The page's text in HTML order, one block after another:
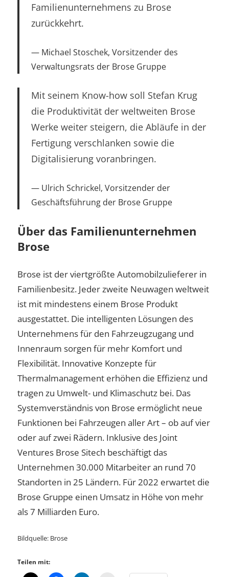
Familienunternehmens zu Brose
zurückkehrt.
Michael Stoschek, Vorsitzender des
Verwaltungsrats der Brose Gruppe
Mit seinem Know-how soll Stefan Krug
die Produktivität der weltweiten Brose
Werke weiter steigern, die Abläufe in der
Fertigung verschlanken sowie die
Digitalisierung voranbringen.
Ulrich Schrickel, Vorsitzender der
Geschäftsführung der Brose Gruppe
Über das Familienunternehmen
Brose
Brose ist der viertgrößte Automobilzulieferer in
Familienbesitz. Jeder zweite Neuwagen weltweit
ist mit mindestens einem Brose Produkt
ausgestattet. Die intelligenten Lösungen des
Unternehmens für den Fahrzeugzugang und
Innenraum sorgen für mehr Komfort und
Flexibilität. Innovative Konzepte für
Thermalmanagement erhöhen die Effizienz und
tragen zu Umwelt- und Klimaschutz bei. Das
Systemverständnis von Brose ermöglicht neue
Funktionen bei Fahrzeugen aller Art – ob auf vier
oder auf zwei Rädern. Inklusive des Joint
Ventures Brose Sitech beschäftigt das
Unternehmen 30.000 Mitarbeiter an rund 70
Standorten in 25 Ländern. Für 2022 erwartet die
Brose Gruppe einen Umsatz in Höhe von mehr
als 7 Milliarden Euro.
Bildquelle: Brose
Teilen mit: